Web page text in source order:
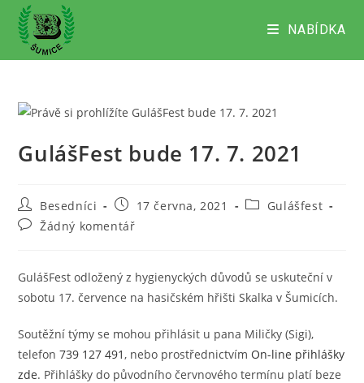
Přejít
obsahu
NABÍDKA
GulášFest bude 17. 7. 2021
Autor
příspěvku
Besedníci
Příspěvek
byl
publikován
17 června, 2021
RubrikyGulášfest
Komentáře
Žádný komentář
GulášFest odložený z hygienyckých důvodů se uskuteční v
sobotu 17. července na hasičském hřišti Skalka v Šumicích.
Soutěžní týmy se mohou přihlásit u pana Miličky (Sigi),
telefon739 127 491 , nebo prostřednictvím On-line přihlášky
zde. Přihlášky do původního červnového termínu platí beze